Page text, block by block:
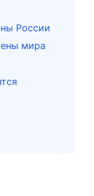
России
мира